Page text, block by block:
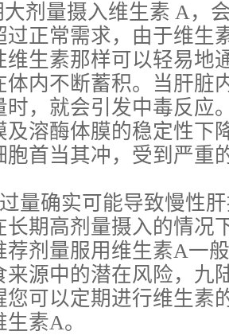
剂量摄入维生素 A，
过正常需求，由于维生
维生素那样可以轻易地
体内不断蓄积。当肝脏
时，就会引发中毒反应
及溶酶体膜的稳定性下
胞首当其冲，受到严重
量确实可能导致慢性
长期高剂量摄入的情况
荐剂量服用维生素A一
来源中的潜在风险，九
您可以定期进行维生素
素A。